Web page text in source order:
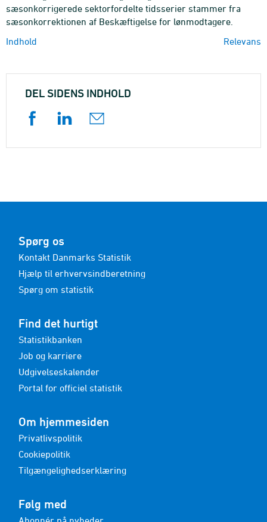
sæsonkorrigerede sektorfordelte tidsserier stammer fra
sæsonkorrektionen af Beskæftigelse for lønmodtagere.
Indhold
Relevans
DEL SIDENS INDHOLD
Spørg os
Kontakt Danmarks Statistik
Hjælp til erhvervsindberetning
Spørg om statistik
Find det hurtigt
Statistikbanken
Job og karriere
Udgivelseskalender
Portal for officiel statistik
Om hjemmesiden
Privatlivspolitik
Cookiepolitik
Tilgængelighedserklæring
Følg med